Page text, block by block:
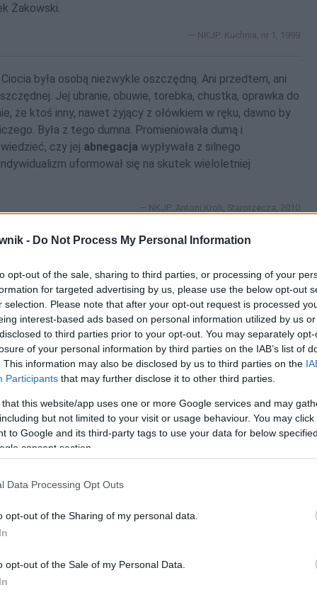
- Do Not Process My Personal Information
opt-out of the sale, sharing to third parties, or processing of your
for targeted advertising by us, please use the below opt-out
selection. Please note that after your opt-out request is processed
interest-based ads based on personal information utilized by us
to third parties prior to your opt-out. You may separately
of your personal information by third parties on the IAB’s list of
This information may also be disclosed by us to third parties on the
Participants that may further disclose it to other third parties.
that this website/app uses one or more Google services and may
but not limited to your visit or usage behaviour. You may
to Google and its third-party tags to use your data for below
consent section.
Data Processing Opt Outs
opt-out of the Sharing of my personal data.
opt-out of the Sale of my Personal Data.
Żakowski.
NKJP: Kuchnia, nr 1, 1999
była osobą niezwykle oszczędną. Ani przedtem, ani
Jej ubranie, obuwie, torebka, chustka, oprawka do
że ktoś inny, nawet żyjący z ołówkiem w ręku, dawno by
Była z tego dumna. Promieniowała dumą i
czy jej abnegacja wypływała z silnego
uformował się na skutek wieloletniej
NKJP: Antoni Kroh, Starorzecza, 2010
zapałem, wiedzę posiadał ogromną, tylko niewiele
się z niego i naśladowano jego niedźwiedzi, niezgrabny
podwłochowskich ogrodników i jegoabnegacjaposunięta
goleniu się, myciu i często mój ojciec, chrząkając,
się ogolić”. A czasem nawet przypominał mu przed
wyłącznie pochłonięty fizyką i swoim wynalazkiem.
NKJP: Marek Nowakowski, Powidoki, 2010
,kolokacje)